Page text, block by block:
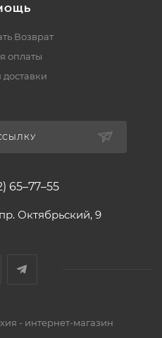
Возврат
оплаты
доставки
65–77–55
Октябрьский, 9
- интернет-магазин